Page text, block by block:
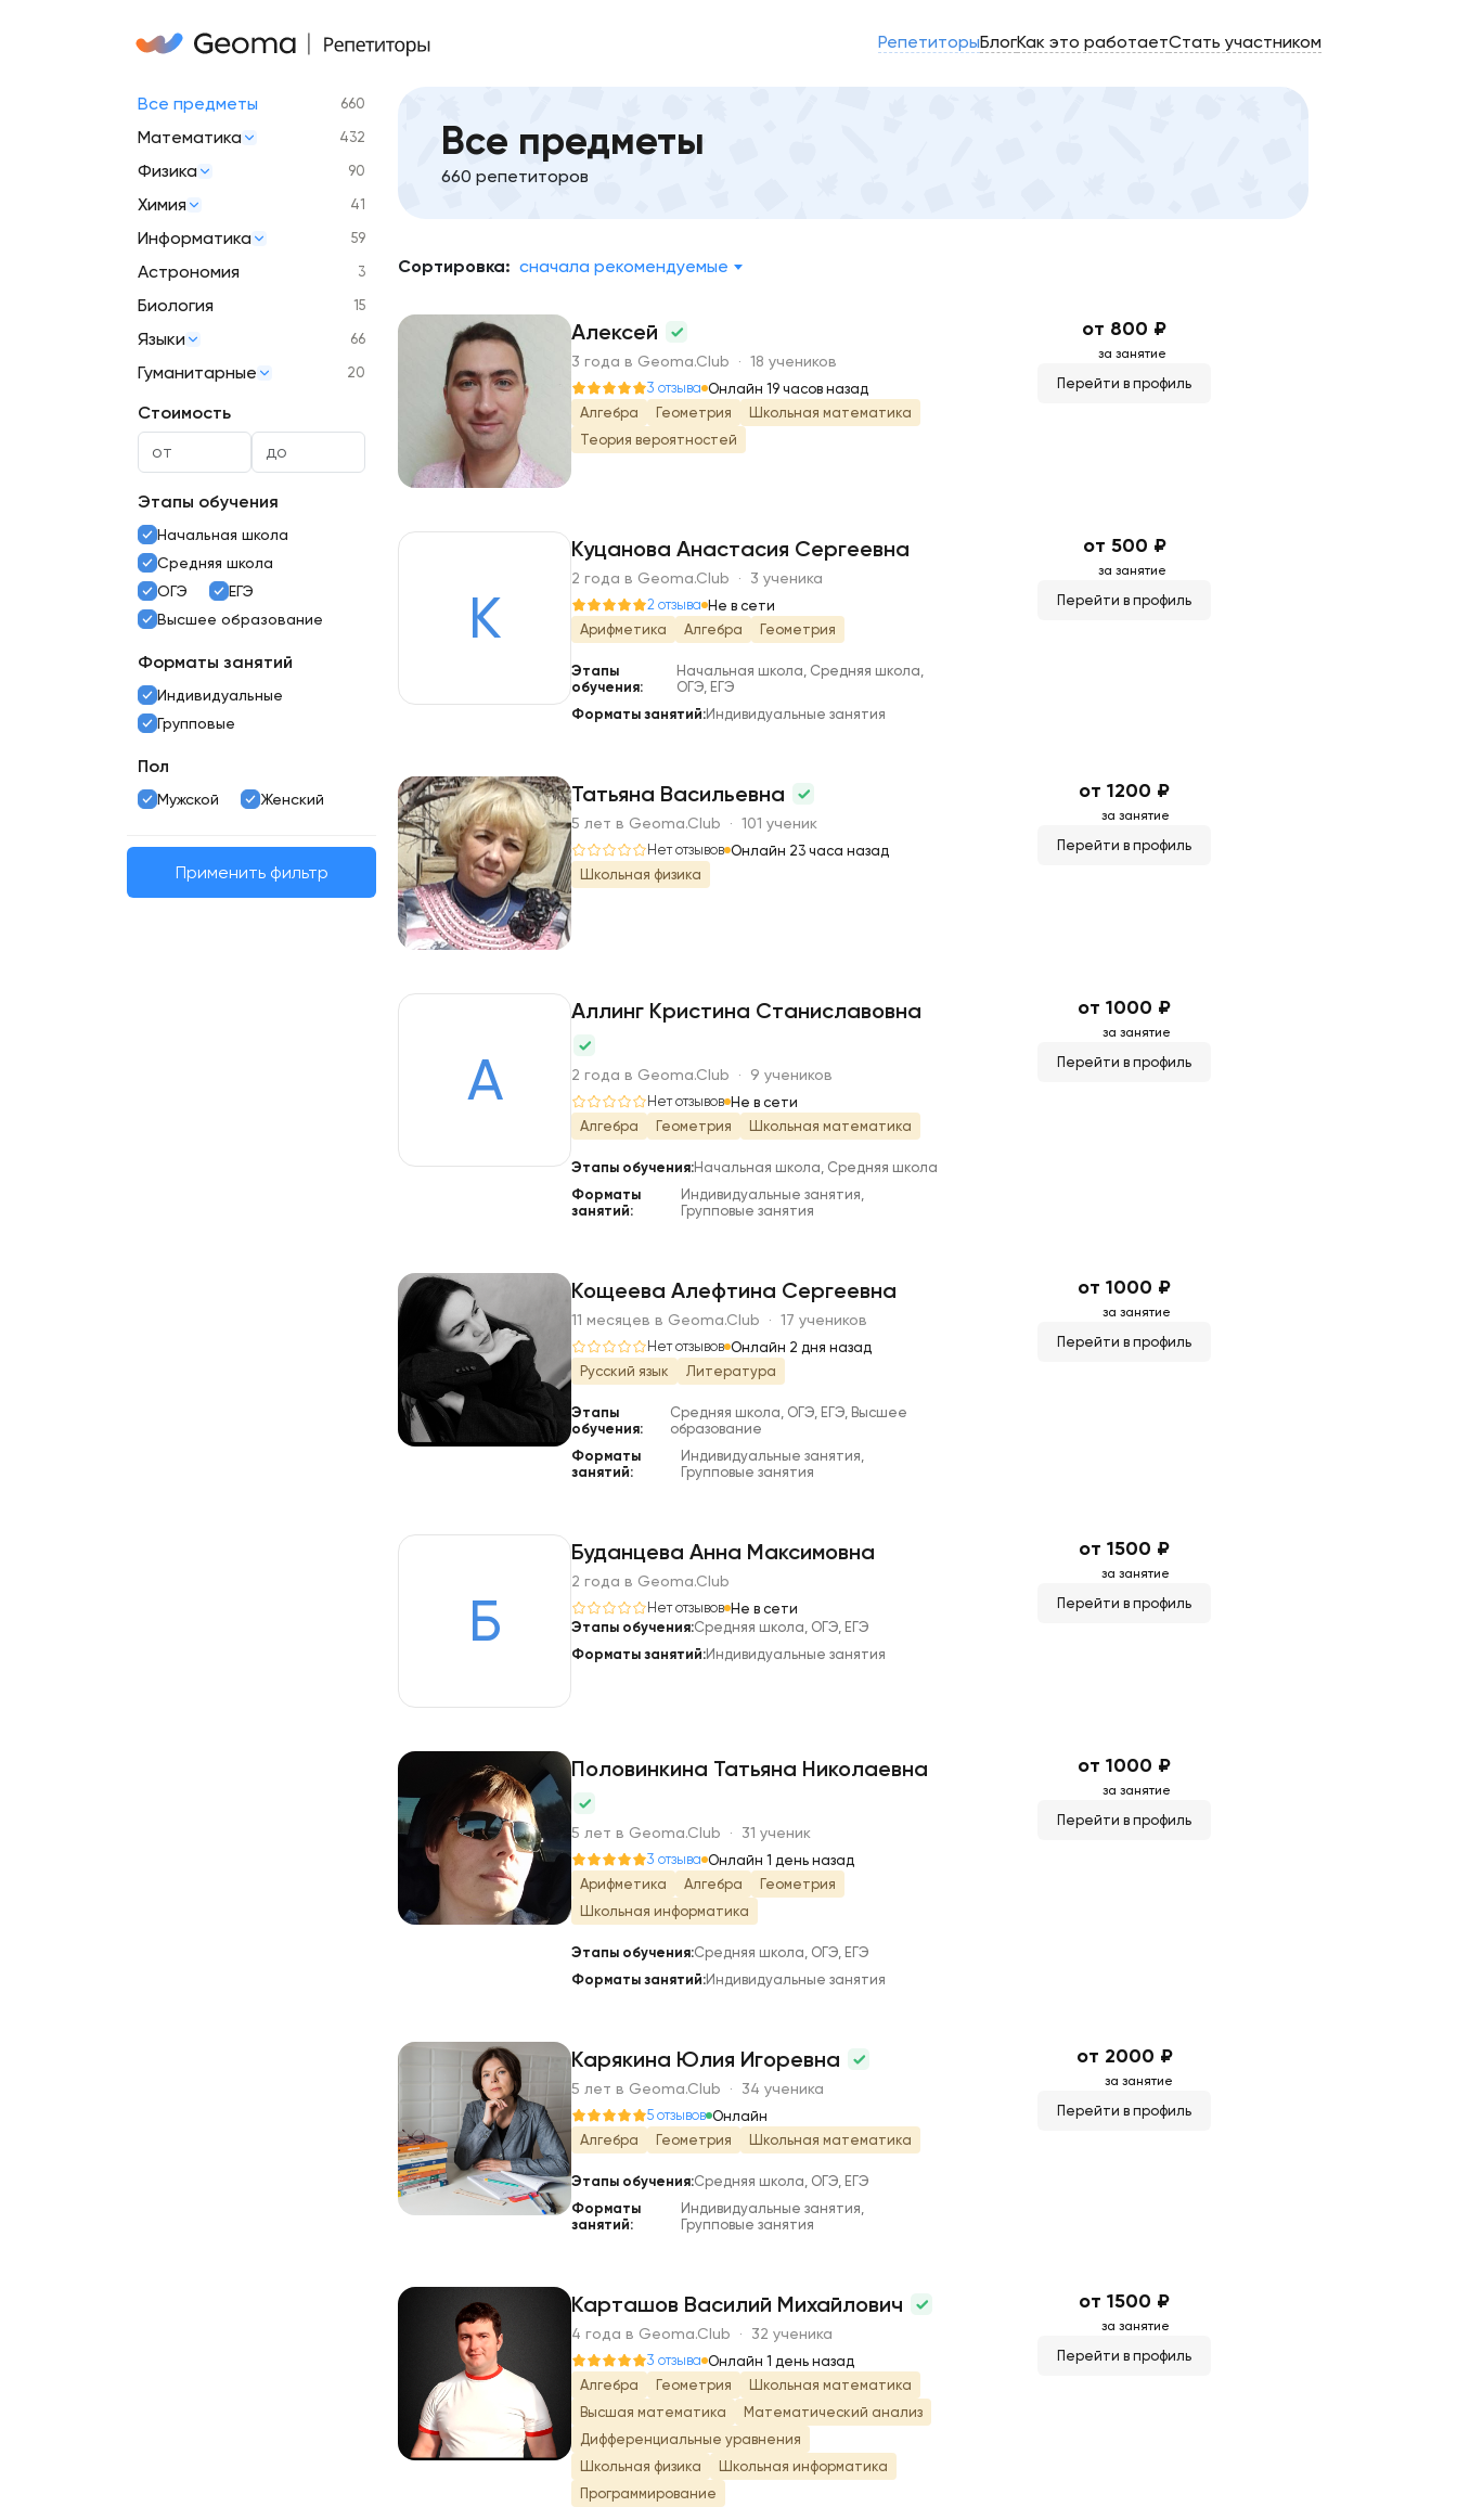
РепетиторыБлогКак это работаетСтать участником
Все предметы 660
Математика 432
Физика 90
Химия 41
Информатика 59
Астрономия 3
Биология 15
Языки 66
Гуманитарные 20
Стоимость
Этапы обучения
Начальная школа
Средняя школа
ОГЭ
ЕГЭ
Высшее образование
Форматы занятий
Индивидуальные
Групповые
Пол
Мужской Женский
Применить фильтр
Все предметы
660 репетиторов
Сортировка: сначала рекомендуемые
А
Алексей
3 года в Geoma.Club · 18 учеников
3 отзыва Онлайн 19 часов назад
Алгебра
Геометрия
Школьная математика
Теория вероятностей
от 800 ₽
за занятие
Перейти в профиль
К
Куцанова Анастасия Сергеевна
2 года в Geoma.Club · 3 ученика
2 отзыва Не в сети
Арифметика
Алгебра Геометрия
Этапы
обучения:
Начальная школа, Средняя школа,
ОГЭ, ЕГЭ
Форматы занятий:Индивидуальные занятия
от 500 ₽
за занятие
Перейти в профиль
Т
Татьяна Васильевна
5 лет в Geoma.Club · 101 ученик
Нет отзывов Онлайн 23 часа назад
Школьная физика
от 1200 ₽
за занятие
Перейти в профиль
А
Аллинг Кристина Станиславовна
2 года в Geoma.Club · 9 учеников
Нет отзывов Не в сети
Алгебра
Геометрия Школьная математика
Этапы обучения:Начальная школа, Средняя школа
Форматы
занятий:
Индивидуальные занятия,
Групповые занятия
от 1000 ₽
за занятие
Перейти в профиль
К
Кощеева Алефтина Сергеевна
11 месяцев в Geoma.Club · 17 учеников
Нет отзывов Онлайн 2 дня назад
Русский язык
Литература
Этапы
обучения:
Средняя школа, ОГЭ, ЕГЭ, Высшее
образование
Форматы
занятий:
Индивидуальные занятия,
Групповые занятия
от 1000 ₽
за занятие
Перейти в профиль
Б
Буданцева Анна Максимовна
2 года в Geoma.Club
Нет отзывов Не в сети
Этапы обучения:Средняя школа, ОГЭ, ЕГЭ
Форматы занятий:Индивидуальные занятия
от 1500 ₽
за занятие
Перейти в профиль
П
Половинкина Татьяна Николаевна
5 лет в Geoma.Club · 31 ученик
3 отзыва Онлайн 1 день назад
Арифметика
Алгебра
Геометрия
Школьная информатика
Этапы обучения:Средняя школа, ОГЭ, ЕГЭ
Форматы занятий:Индивидуальные занятия
от 1000 ₽
за занятие
Перейти в профиль
К
Карякина Юлия Игоревна
5 лет в Geoma.Club · 34 ученика
5 отзывов Онлайн
Алгебра
Геометрия Школьная математика
Этапы обучения:Средняя школа, ОГЭ, ЕГЭ
Форматы
занятий:
Индивидуальные занятия,
Групповые занятия
от 2000 ₽
за занятие
Перейти в профиль
К
Карташов Василий Михайлович
4 года в Geoma.Club · 32 ученика
3 отзыва Онлайн 1 день назад
Алгебра
Геометрия
Школьная математика
Высшая математика
Математический анализ
Дифференциальные уравнения
Школьная физика
Школьная информатика
Программирование
от 1500 ₽
за занятие
Перейти в профиль